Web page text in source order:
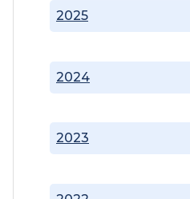
2023
2024
2025